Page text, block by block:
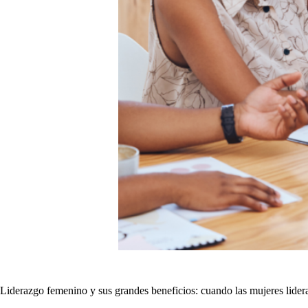
Liderazgo femenino y sus grandes beneficios: cuando las mujeres